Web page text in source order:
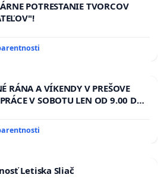
POTRESTANIE TVORCOV
RÁNA A VÍKENDY V PREŠOVE
V SOBOTU LEN OD 9.00 DO
TÝŽDEŇ CIEĽ 8.00 – 18.00
Letiska Sliač